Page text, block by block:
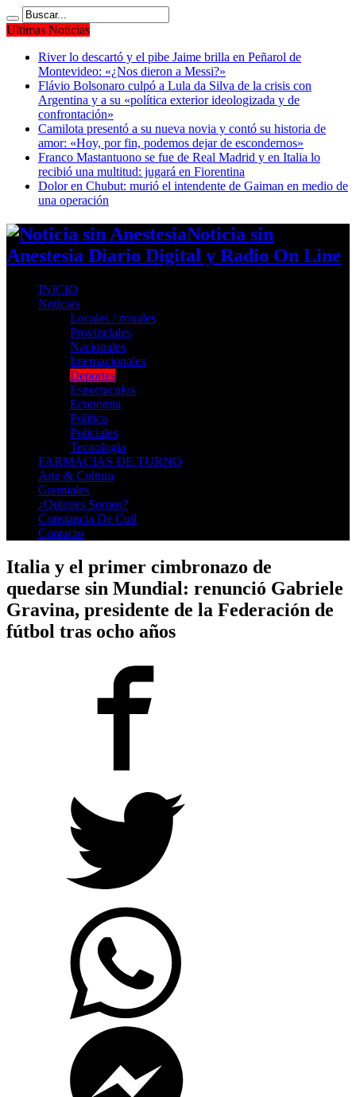
Ultimas Noticias
River lo descartó y el pibe Jaime brilla en Peñarol de
Montevideo: «¿Nos dieron a Messi?»
Flávio Bolsonaro culpó a Lula da Silva de la crisis con
Argentina y a su «política exterior ideologizada y de
confrontación»
Camilota presentó a su nueva novia y contó su historia de
amor: «Hoy, por fin, podemos dejar de escondernos»
Franco Mastantuono se fue de Real Madrid y en Italia lo
recibió una multitud: jugará en Fiorentina
Dolor en Chubut: murió el intendente de Gaiman en medio de
una operación
Noticia sin
Anestesia Diario Digital y Radio On Line
INICIO
Noticias
Locales / zonales
Provinciales
Nacionales
Internacionales
Deportes
Espectaculos
Economia
Politica
Policiales
Tecnologia
FARMACIAS DE TURNO
Arte & Cultura
Gremiales
¿Quienes Somos?
Constancia De Cuil
Contacto
Italia y el primer cimbronazo de
quedarse sin Mundial: renunció Gabriele
Gravina, presidente de la Federación de
fútbol tras ocho años